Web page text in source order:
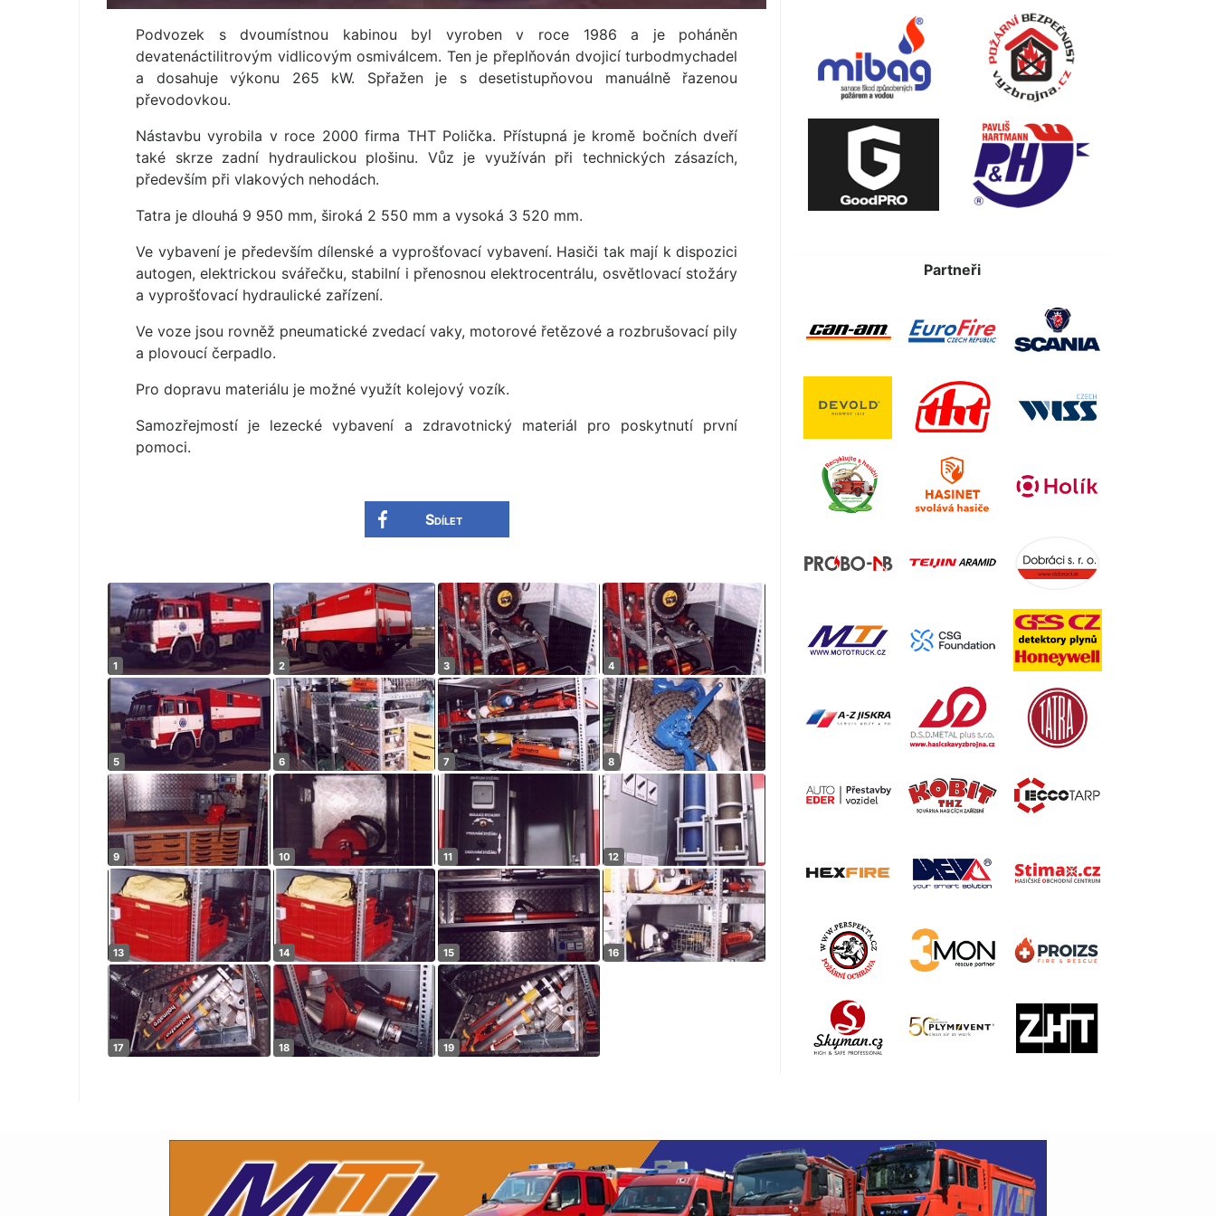
Podvozek s dvoumístnou kabinou byl vyroben v roce 1986 a je poháněn
devatenáctilitrovým vidlicovým osmiválcem. Ten je přeplňován dvojicí turbodmychadel
a dosahuje výkonu 265 kW. Spřažen je s desetistupňovou manuálně řazenou
převodovkou.
Nástavbu vyrobila v roce 2000 firma THT Polička. Přístupná je kromě bočních dveří
také skrze zadní hydraulickou plošinu. Vůz je využíván při technických zásazích,
především při vlakových nehodách.
Tatra je dlouhá 9 950 mm, široká 2 550 mm a vysoká 3 520 mm.
Ve vybavení je především dílenské a vyprošťovací vybavení. Hasiči tak mají k dispozici
autogen, elektrickou svářečku, stabilní i přenosnou elektrocentrálu, osvětlovací stožáry
a vyprošťovací hydraulické zařízení.
Ve voze jsou rovněž pneumatické zvedací vaky, motorové řetězové a rozbrušovací pily
a plovoucí čerpadlo.
Pro dopravu materiálu je možné využít kolejový vozík.
Samozřejmostí je lezecké vybavení a zdravotnický materiál pro poskytnutí první
pomoci.
Sdílet
Partneři